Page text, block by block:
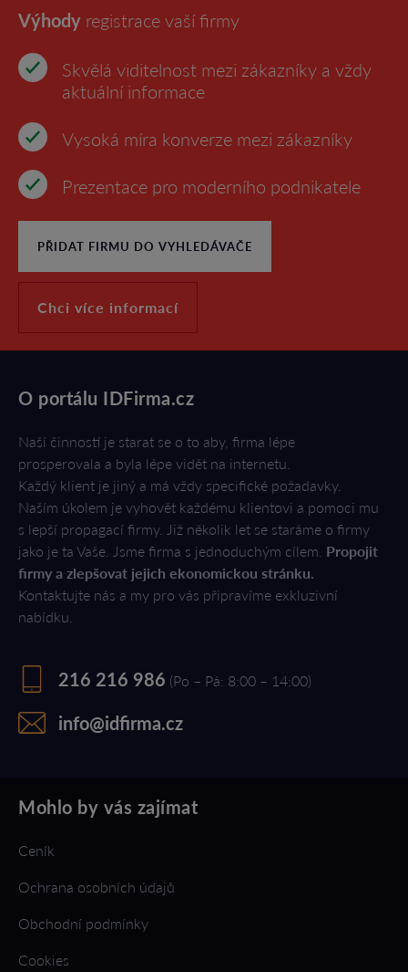
Výhody registrace vaší firmy
Skvělá viditelnost mezi zákazníky a vždy
aktuální informace
Vysoká míra konverze mezi zákazníky
Prezentace pro moderního podnikatele
PŘIDAT FIRMU DO VYHLEDÁVAČE
Chci více informací
O portálu IDFirma.cz
Naší činností je starat se o to aby, firma lépe
prosperovala a byla lépe vidět na internetu.
Každý klient je jiný a má vždy specifické požadavky.
Naším úkolem je vyhovět každému klientovi a pomoci mu
s lepší propagací firmy. Již několik let se staráme o firmy
jako je ta Vaše. Jsme firma s jednoduchým cílem. Propojit
firmy a zlepšovat jejich ekonomickou stránku.
Kontaktujte nás a my pro vás připravíme exkluzivní
nabídku.
216 216 986 (Po – Pá: 8:00 – 14:00)
info@idfirma.cz
Mohlo by vás zajímat
Ceník
Ochrana osobních údajů
Obchodní podmínky
Cookies